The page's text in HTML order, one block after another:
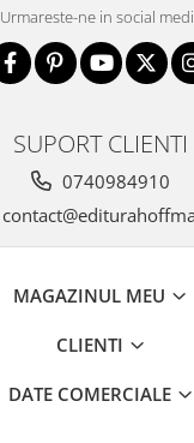
Urmareste-ne in social
SUPORT CLIENTI
0740984910
MAGAZINUL MEU
CLIENTI
DATE COMERCIALE